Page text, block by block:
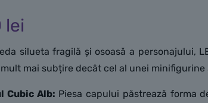
lei
silueta fragilă și osoasă a personajului,
mai subțire decât cel al unei minifigurine
Cubic Alb: Piesa capului păstrează forma